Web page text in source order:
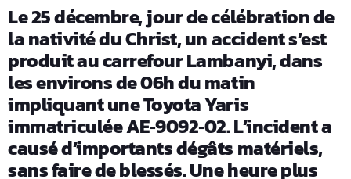
Le 25 décembre, jour de célébration de
la nativité du Christ, un accident s’est
produit au carrefour Lambanyi, dans
les environs de 06h du matin
impliquant une Toyota Yaris
immatriculée AE‑9092‑02. L’incident a
causé d’importants dégâts matériels,
sans faire de blessés. Une heure plus